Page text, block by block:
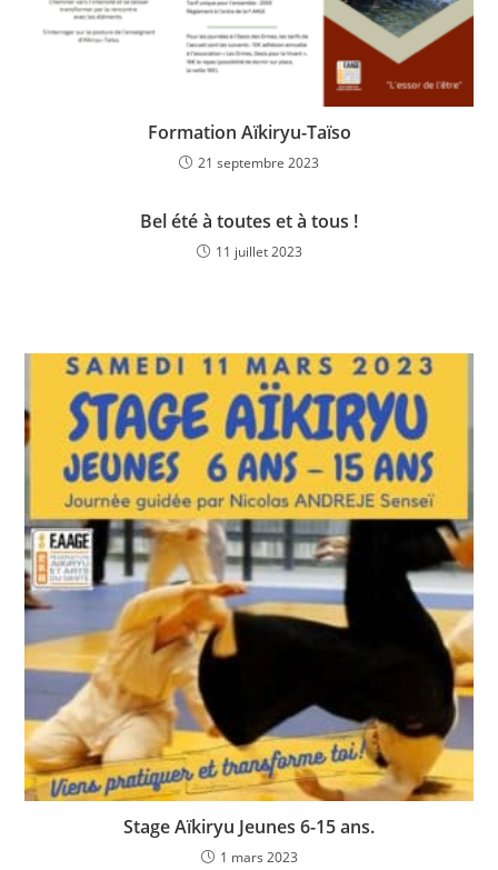
Formation Aïkiryu-Taïso
21 septembre 2023
Bel été à toutes et à tous !
11 juillet 2023
Stage Aïkiryu Jeunes 6-15 ans.
1 mars 2023